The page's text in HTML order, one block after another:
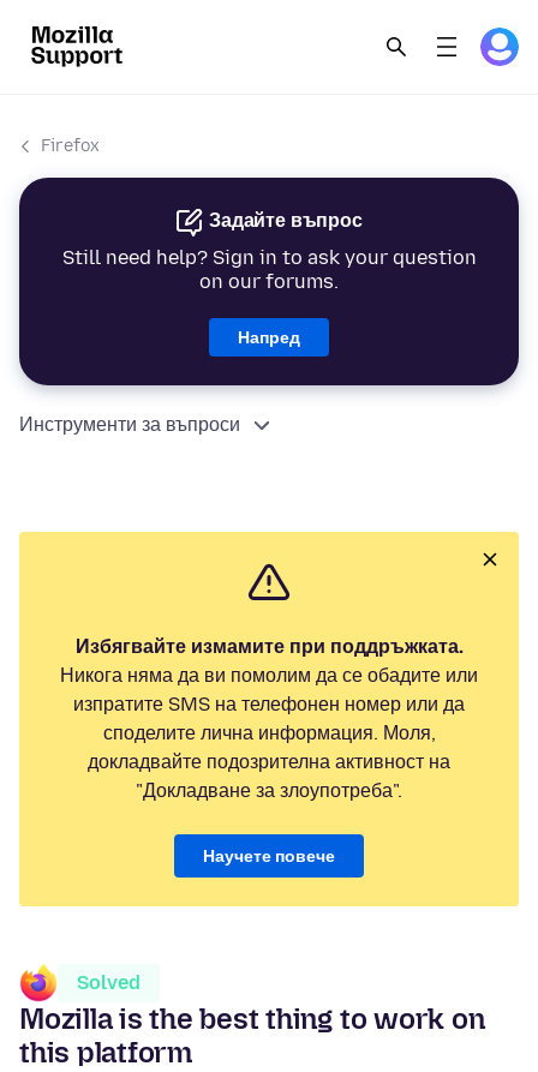
Firefox
Задайте въпрос
Still need help? Sign in to ask your question
on our forums.
Напред
Инструменти за въпроси
Избягвайте измамите при поддръжката.
Никога няма да ви помолим да се обадите или
изпратите SMS на телефонен номер или да
споделите лична информация. Моля,
докладвайте подозрителна активност на
"Докладване за злоупотреба".
Научете повече
Solved
Mozilla is the best thing to work on
this platform